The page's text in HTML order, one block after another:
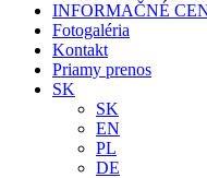
INFORMAČNÉ
Fotogaléria
Kontakt
Priamy prenos
SK
SK
EN
PL
DE